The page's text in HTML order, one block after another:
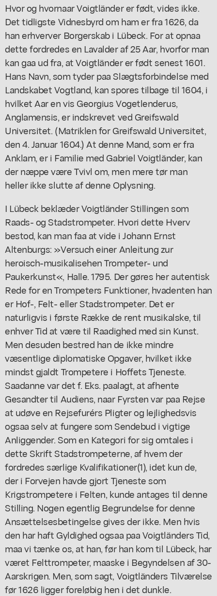
Hvor og hvornaar Voigtländer er født, vides ikke.
Det tidligste Vidnesbyrd om ham er fra 1626, da
han erhverver Borgerskab i Lübeck. For at opnaa
dette fordredes en Lavalder af 25 Aar, hvorfor man
kan gaa ud fra, at Voigtländer er født senest 1601.
Hans Navn, som tyder paa Slægtsforbindelse med
Landskabet Vogtland, kan spores tilbage til 1604, i
hvilket Aar en vis Georgius Vogetlenderus,
Anglamensis, er indskrevet ved Greifswald
Universitet. (Matriklen for Greifswald Universitet,
den 4. Januar 1604.) At denne Mand, som er fra
Anklam, er i Familie med Gabriel Voigtländer, kan
der næppe være Tvivl om, men mere tør man
heller ikke slutte af denne Oplysning.
I Lübeck beklæder Voigtländer Stillingen som
Raads- og Stadstrompeter. Hvori dette Hverv
bestod, kan man faa at vide i Johann Ernst
Altenburgs: »Versuch einer Anleitung zur
heroisch-musikalisehen Trompeter- und
Paukerkunst«, Halle. 1795. Der gøres her autentisk
Rede for en Trompeters Funktioner, hvadenten han
er Hof-, Felt- eller Stadstrompeter. Det er
naturligvis i første Række de rent musikalske, til
enhver Tid at være til Raadighed med sin Kunst.
Men desuden bestred han de ikke mindre
væsentlige diplomatiske Opgaver, hvilket ikke
mindst gjaldt Trompetere i Hoffets Tjeneste.
Saadanne var det f. Eks. paalagt, at afhente
Gesandter til Audiens, naar Fyrsten var paa Rejse
at udøve en Rejsefurérs Pligter og lejlighedsvis
ogsaa selv at fungere som Sendebud i vigtige
Anliggender. Som en Kategori for sig omtales i
dette Skrift Stadstrompeterne, af hvem der
fordredes særlige Kvalifikationer(1), idet kun de,
der i Forvejen havde gjort Tjeneste som
Krigstrompetere i Felten, kunde antages til denne
Stilling. Nogen egentlig Begrundelse for denne
Ansættelsesbetingelse gives der ikke. Men hvis
den har haft Gyldighed ogsaa paa Voigtländers Tid,
maa vi tænke os, at han, før han kom til Lübeck, har
været Felttrompeter, maaske i Begyndelsen af 30-
Aarskrigen. Men, som sagt, Voigtländers Tilværelse
før 1626 ligger foreløbig hen i det dunkle.